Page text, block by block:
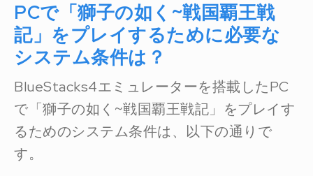
PCで「獅子の如く~戦国覇王戦
記」をプレイするために必要な
システム条件は？
BlueStacks4エミュレーターを搭載したPC
で「獅子の如く~戦国覇王戦記」をプレイす
るためのシステム条件は、以下の通りで
す。